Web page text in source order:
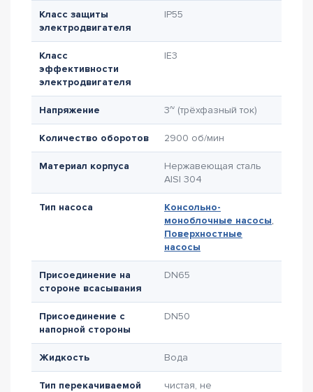
Класс защиты
электродвигателя
IP55
Класс
эффективности
электродвигателя
IE3
Напряжение 3~ (трёхфазный ток)
Количество оборотов 2900 об/мин
Материал корпуса
Нержавеющая сталь
AISI 304
Тип насоса
Консольно-
моноблочные насосы,
Поверхностные
насосы
Присоединение на
стороне всасывания
DN65
Присоединение с
напорной стороны
DN50
Жидкость Вода
Тип перекачиваемой
чистая, не